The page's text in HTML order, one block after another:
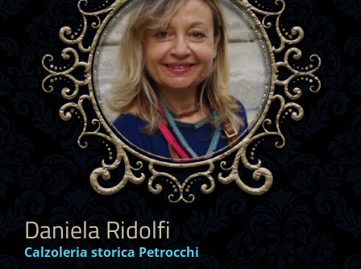
Daniela Ridolfi
Calzoleria storica Petrocchi